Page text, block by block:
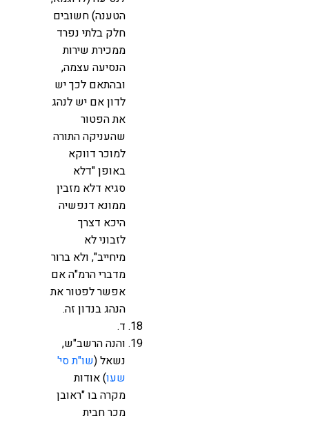
הטענה) חשובים
חלק בלתי נפרד
ממכירת שירות
הנסיעה עצמה,
ובהתאם לכך יש
לדון אם יש לנהג
את הפטור
שהעניקה התורה
למוכר דווקא
באופן "דלא
סגיא דלא מזבין
ממונא דנפשיה
היכא דצרך
לזבוני לא
מיחייב", ולא ברור
מדברי הרמ"ה אם
אפשר לפטור את
הנהג בנדון זה.
ד.
והנה הרשב"ש,
נשאל (שו"ת סי'
שעו) אודות
מקרה בו "ראובן
מכר חבית